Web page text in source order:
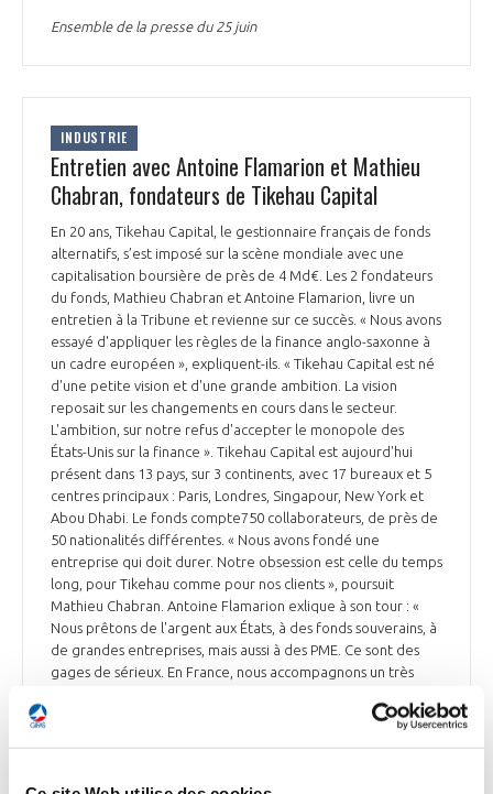
Ensemble de la presse du 25 juin
INDUSTRIE
Entretien avec Antoine Flamarion et Mathieu
Chabran, fondateurs de Tikehau Capital
En 20 ans, Tikehau Capital, le gestionnaire français de fonds
alternatifs, s’est imposé sur la scène mondiale avec une
capitalisation boursière de près de 4 Md€. Les 2 fondateurs
du fonds, Mathieu Chabran et Antoine Flamarion, livre un
entretien à la Tribune et revienne sur ce succès. « Nous avons
essayé d'appliquer les règles de la finance anglo-saxonne à
un cadre européen », expliquent-ils. « Tikehau Capital est né
d'une petite vision et d'une grande ambition. La vision
reposait sur les changements en cours dans le secteur.
L'ambition, sur notre refus d'accepter le monopole des
États-Unis sur la finance ». Tikehau Capital est aujourd'hui
présent dans 13 pays, sur 3 continents, avec 17 bureaux et 5
centres principaux : Paris, Londres, Singapour, New York et
Abou Dhabi. Le fonds compte750 collaborateurs, de près de
50 nationalités différentes. « Nous avons fondé une
entreprise qui doit durer. Notre obsession est celle du temps
long, pour Tikehau comme pour nos clients », poursuit
Mathieu Chabran. Antoine Flamarion exlique à son tour : «
Nous prêtons de l'argent aux États, à des fonds souverains, à
de grandes entreprises, mais aussi à des PME. Ce sont des
gages de sérieux. En France, nous accompagnons un très
elles réalisent au total 30 Md€ de chiffre d'affaires et